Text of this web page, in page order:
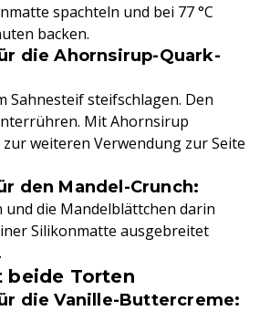
spachteln und bei 77 °C
backen.
die Ahornsirup-Quark-
Sahnesteif steifschlagen. Den
Mit Ahornsirup
zur weiteren Verwendung zur Seite
den Mandel-Crunch:
und die Mandelblättchen darin
Silikonmatte ausgebreitet
beide Torten
die Vanille-Buttercreme: